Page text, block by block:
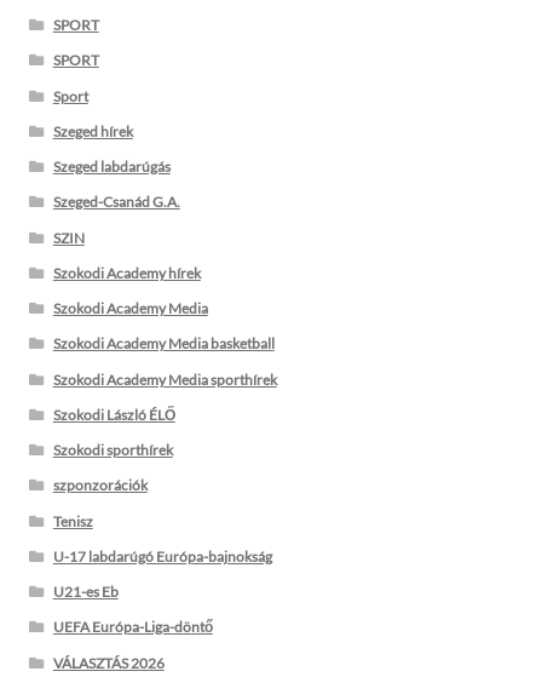
SPORT
SPORT
Sport
Szeged hírek
Szeged labdarúgás
Szeged-Csanád G.A.
SZIN
Szokodi Academy hírek
Szokodi Academy Media
Szokodi Academy Media basketball
Szokodi Academy Media sporthírek
Szokodi László ÉLŐ
Szokodi sporthírek
szponzorációk
Tenisz
U-17 labdarúgó Európa-bajnokság
U21-es Eb
UEFA Európa-Liga-döntő
VÁLASZTÁS 2026